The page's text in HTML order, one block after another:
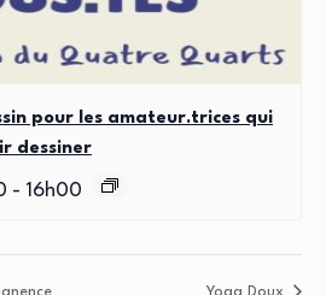
pour les amateur.trices qui
dessiner
- 16h00